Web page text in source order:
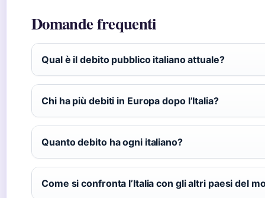
Domande frequenti
Qual è il debito pubblico italiano attuale?
Chi ha più debiti in Europa dopo l’Italia?
Quanto debito ha ogni italiano?
Come si confronta l’Italia con gli altri paesi del